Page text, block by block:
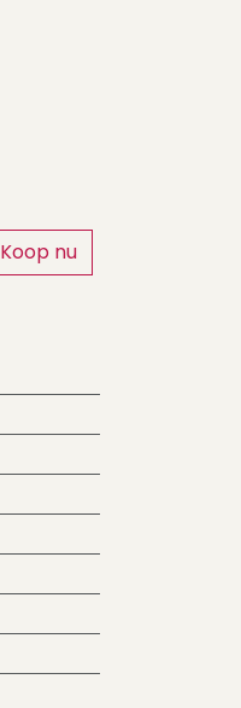
Koop nu